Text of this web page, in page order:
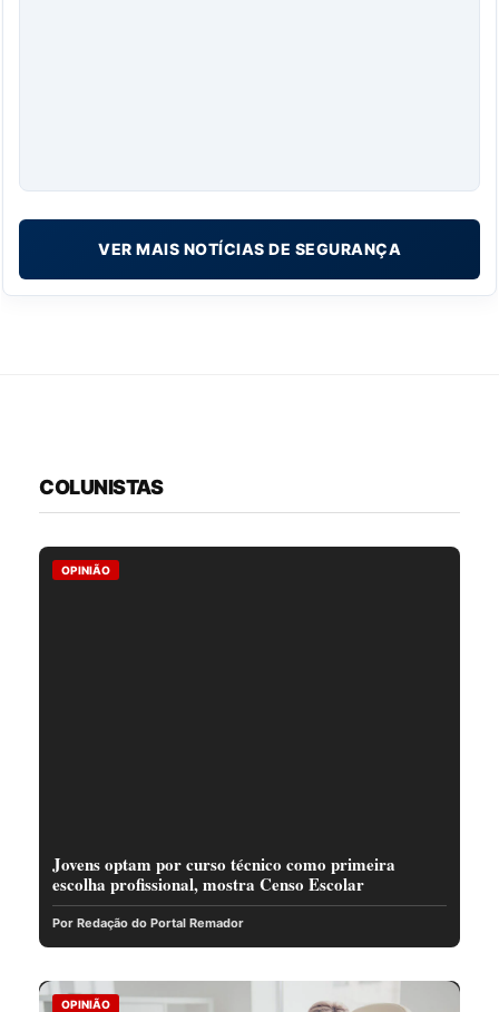
VER MAIS NOTÍCIAS DE SEGURANÇA
COLUNISTAS
OPINIÃO
Jovens optam por curso técnico como primeira
escolha profissional, mostra Censo Escolar
Por Redação do Portal Remador
OPINIÃO